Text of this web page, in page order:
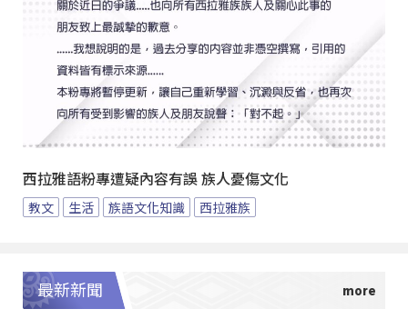
西拉雅語粉專遭疑內容有誤 族人憂傷文化
教文 生活 族語文化知識 西拉雅族
最新新聞